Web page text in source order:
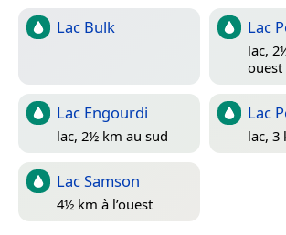
Lac Bulk Lac
lac,
ouest
Lac Engourdi
lac, 2½ km au sud
Lac
lac, 3
Lac Samson
4½ km à l’ouest